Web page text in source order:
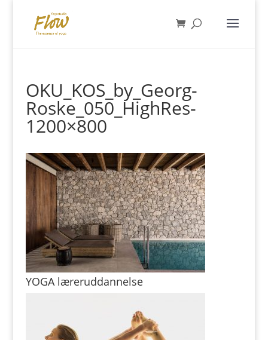
OKU_KOS_by_Georg-
Roske_050_HighRes-
1200×800
YOGA læreruddannelse